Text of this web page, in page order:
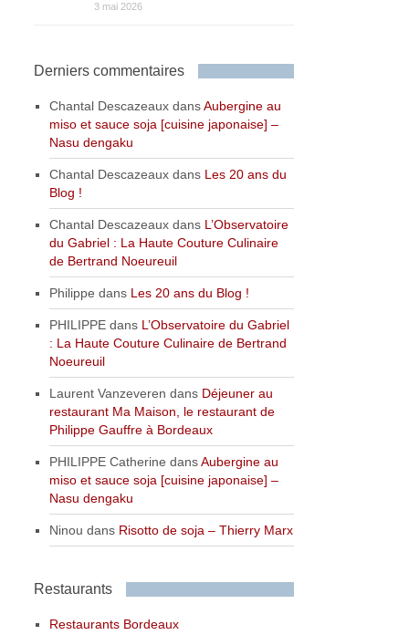
3 mai 2026
Derniers commentaires
Chantal Descazeaux dansAubergine au
miso et sauce soja [cuisine japonaise] –
Nasu dengaku
Chantal Descazeaux dans Les 20 ans du
Blog !
Chantal Descazeaux dans L’Observatoire
du Gabriel : La Haute Couture Culinaire
de Bertrand Noeureuil
Philippe dans Les 20 ans du Blog !
PHILIPPE dans L’Observatoire du Gabriel
: La Haute Couture Culinaire de Bertrand
Noeureuil
Laurent Vanzeveren dans Déjeuner au
restaurant Ma Maison, le restaurant de
Philippe Gauffre à Bordeaux
PHILIPPE Catherine dansAubergine au
miso et sauce soja [cuisine japonaise] –
Nasu dengaku
Ninou dans Risotto de soja – Thierry Marx
Restaurants
Restaurants Bordeaux